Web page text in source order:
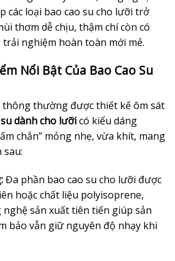
các loại bao cao su cho lưỡi trở
thơm dễ chịu, thậm chí còn có
nghiệm hoàn toàn mới mẻ.
Nổi Bật Của Bao Cao Su
thông thường được thiết kế ôm sát
dành cho lưỡicó kiểu dáng
chắn” mỏng nhẹ, vừa khít, mang
Đa phần bao cao su cho lưỡi được
hoặc chất liệu polyisoprene,
sản xuất tiên tiến giúp sản
bảo vẫn giữ nguyên độ nhạy khi